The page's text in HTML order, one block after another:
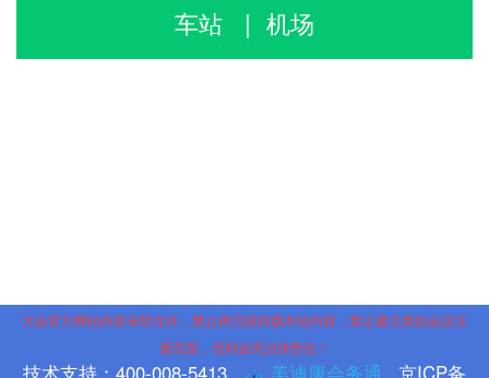
车站 | 机场
大会官方网站内容未经允许，禁止拷贝或转载本站内容，禁止建立类似会议注
册页面，否则追究法律责任！